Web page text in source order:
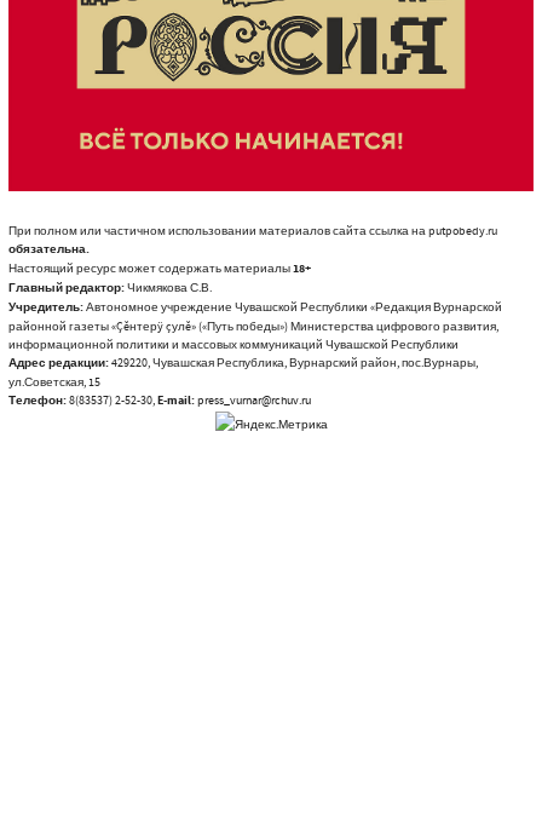
При полном или частичном использовании материалов сайта ссылка на putpobedy.ru
обязательна.
Настоящий ресурс может содержать материалы18+
Главный редактор:Чикмякова С.В.
Учредитель:Автономное учреждение Чувашской Республики «Редакция Вурнарской
районной газеты «Çĕнтерÿ çулĕ» («Путь победы») Министерства цифрового развития,
информационной политики и массовых коммуникаций Чувашской Республики
Адрес редакции:429220, Чувашская Республика, Вурнарский район, пос.Вурнары,
ул.Советская, 15
Телефон:8(83537) 2-52-30,E-mail:press_vurnar@rchuv.ru